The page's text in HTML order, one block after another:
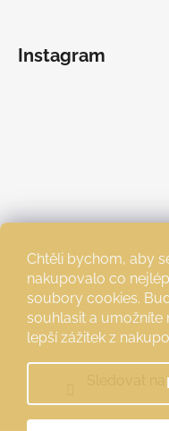
Chtěli bychom, aby
nakupovalo co
soubory cookies.
souhlasit a umožníte
lepší zážitek z
Instagram
Sledovat